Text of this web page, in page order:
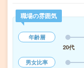
職場の雰囲気
年齢層
20代
男女比率